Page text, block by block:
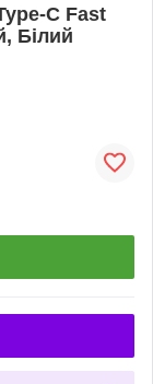
C Fast
Білий